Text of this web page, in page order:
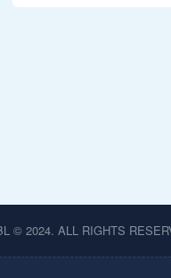
© 2024. ALL RIGHTS